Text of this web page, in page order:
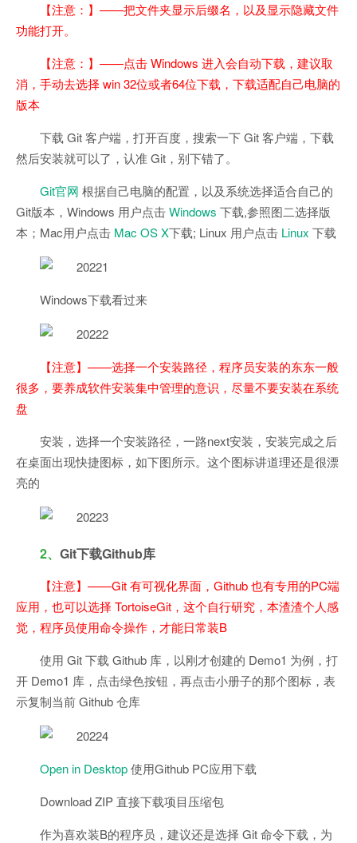
【注意：】——把文件夹显示后缀名，以及显示隐藏文件
功能打开。
【注意：】——点击 Windows 进入会自动下载，建议取
消，手动去选择 win 32位或者64位下载，下载适配自己电脑的
版本
下载 Git 客户端，打开百度，搜索一下 Git 客户端，下载
然后安装就可以了，认准 Git，别下错了。
Git官网 根据自己电脑的配置，以及系统选择适合自己的
Git版本，Windows 用户点击Windows 下载,参照图二选择版
本；Mac用户点击 Mac OS X下载; Linux 用户点击 Linux 下载
Windows下载看过来
【注意】——选择一个安装路径，程序员安装的东东一般
很多，要养成软件安装集中管理的意识，尽量不要安装在系统
盘
安装，选择一个安装路径，一路next安装，安装完成之后
在桌面出现快捷图标，如下图所示。这个图标讲道理还是很漂
亮的
2、 Git下载Github库
【注意】——Git 有可视化界面，Github 也有专用的PC端
应用，也可以选择 TortoiseGit，这个自行研究，本渣渣个人感
觉，程序员使用命令操作，才能日常装B
使用 Git 下载 Github 库，以刚才创建的 Demo1 为例，打
开 Demo1 库，点击绿色按钮，再点击小册子的那个图标，表
示复制当前 Github 仓库
Open in Desktop使用Github PC应用下载
Download ZIP 直接下载项目压缩包
作为喜欢装B的程序员，建议还是选择 Git 命令下载，为